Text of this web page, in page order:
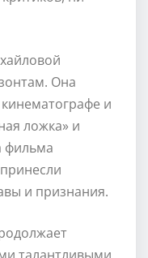
Она
и
ложка» и
фильма
и признания.